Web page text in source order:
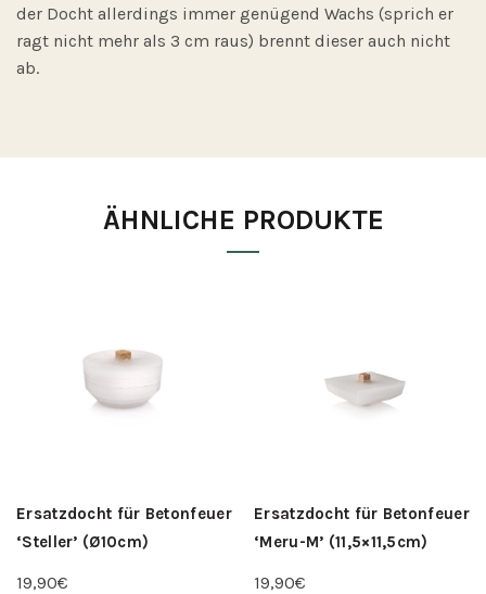
der Docht allerdings immer genügend Wachs (sprich er
ragt nicht mehr als 3 cm raus) brennt dieser auch nicht
ab.
ÄHNLICHE PRODUKTE
Ersatzdocht für Betonfeuer
‘Steller’ (Ø10cm)
19,90€
Ersatzdocht für Betonfeuer
‘Meru-M’ (11,5×11,5cm)
19,90€